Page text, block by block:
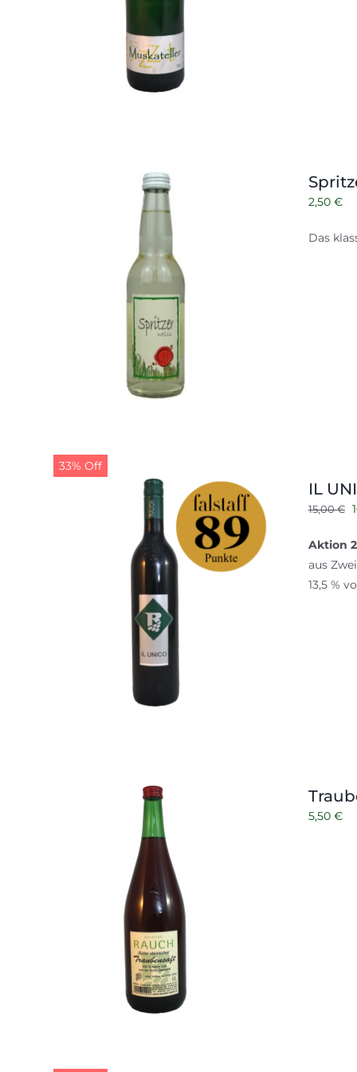
2,50 €
Das
33% Off
IL
15,00€
Aktion
aus
13,5 %
5,50 €